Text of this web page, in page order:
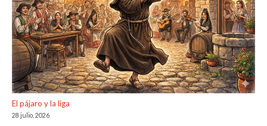
El pájaro y la liga
28 julio, 2026